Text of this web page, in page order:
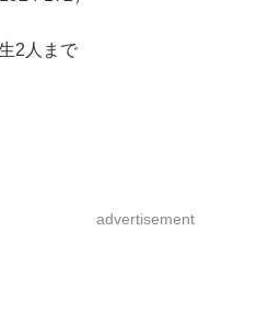
2人まで
advertisement